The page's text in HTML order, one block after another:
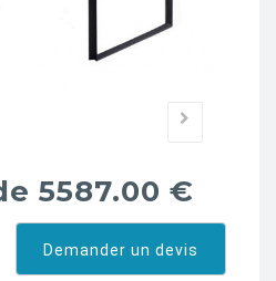
5587.00 €
Demander un devis